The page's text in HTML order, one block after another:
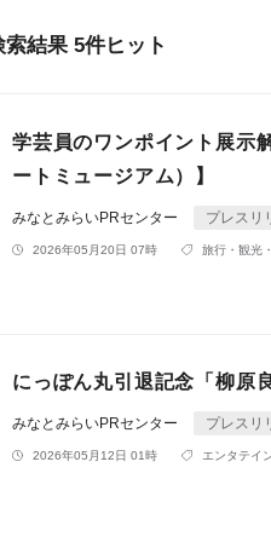
結果 5件ヒット
学芸員のワンポイント展示
ートミュージアム）】
みなとみらいPRセンター プレスリ
2026年05月20日 07時 旅行・観光
にっぽん丸引退記念「柳原
みなとみらいPRセンター プレスリ
2026年05月12日 01時 エンタテイ